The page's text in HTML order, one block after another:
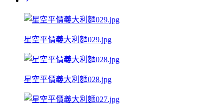
星空平價義大利麵029.jpg
星空平價義大利麵028.jpg